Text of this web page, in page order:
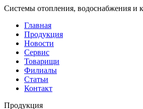
Системы отопления, водоснабжения и
Главная
Продукция
Новости
Сервис
Товарищи
Филиалы
Статьи
Контакт
Продукция